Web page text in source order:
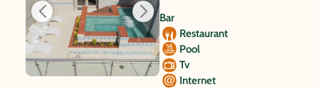
Bar
Restaurant
Pool
Tv
Internet